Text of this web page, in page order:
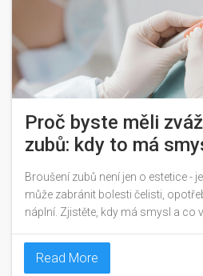
Proč byste měli
zubů: kdy to má
skutečně přinese
Broušení zubů není jen o estetice -
může zabránit bolesti čelisti,
náplní. Zjistěte, kdy má smysl a co
Read More